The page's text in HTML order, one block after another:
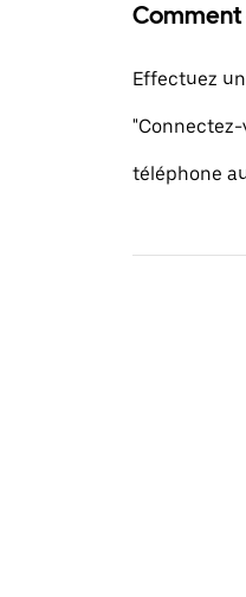
Comment
Effectuez
"Connectez-
téléphone